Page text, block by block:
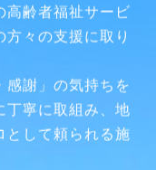
高齢者福祉サービ
々の支援に取り
謝」の気持ちを
丁寧に取組み、地
として頼られる施